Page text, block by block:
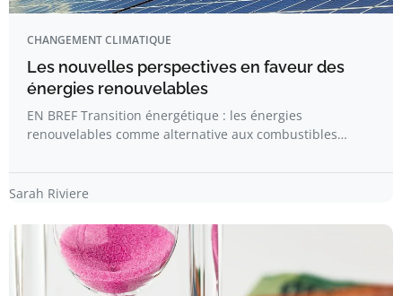
CHANGEMENT CLIMATIQUE
Les nouvelles perspectives en faveur des
énergies renouvelables
EN BREF Transition énergétique : les énergies
renouvelables comme alternative aux combustibles…
Sarah Riviere